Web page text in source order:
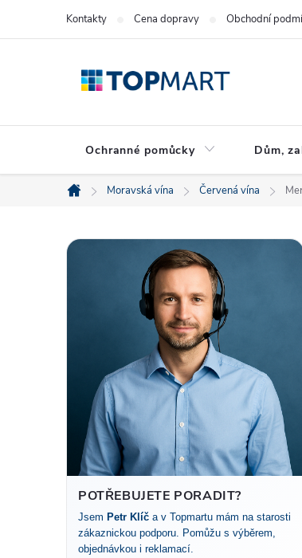
Kontakty Cena dopravy Obchodní
Ochranné pomůcky Dům,
Domů
Moravská vína Červená vína
P
a
n
n
POTŘEBUJETE PORADIT?
Jsem Petr Klíč a v Topmartu mám na starosti
zákaznickou podporu. Pomůžu s výběrem,
objednávkou i reklamací.